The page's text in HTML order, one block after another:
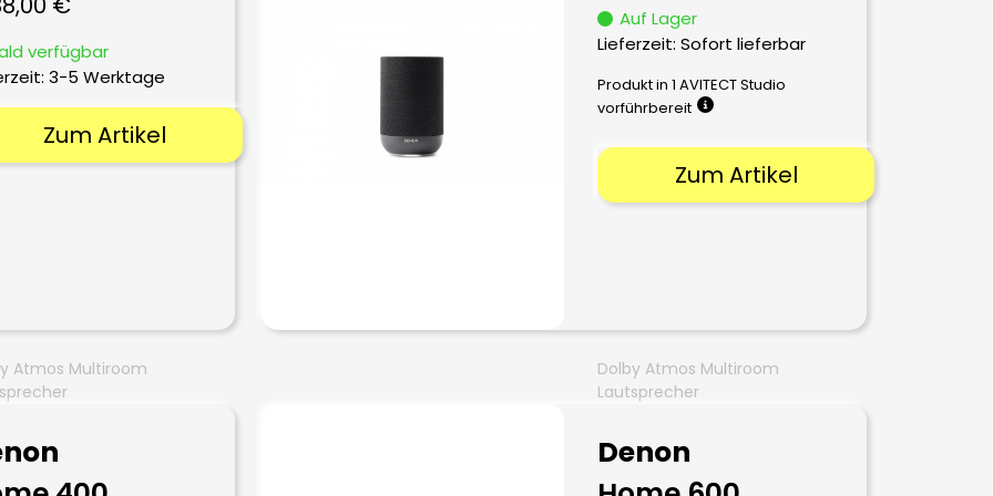
verfügbar
3-5 Werktage
Zum Artikel
Auf Lager
Lieferzeit: Sofort lieferbar
Produkt in 1 AVITECT Studio
vorführbereit
Zum Artikel
Atmos Multiroom
Dolby Atmos Multiroom
Lautsprecher
Denon